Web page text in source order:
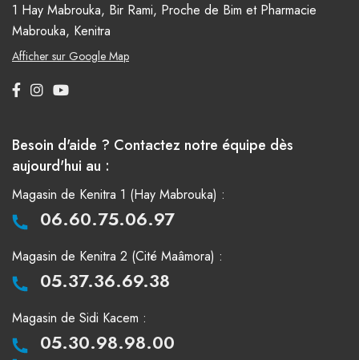
1 Hay Mabrouka, Bir Rami, Proche de Bim et Pharmacie
Mabrouka, Kenitra
Afficher sur Google Map
Besoin d'aide ? Contactez notre équipe dès
aujourd'hui au :
Magasin de Kenitra 1 (Hay Mabrouka) :
06.60.75.06.97
Magasin de Kenitra 2 (Cité Maâmora) :
05.37.36.69.38
Magasin de Sidi Kacem :
05.30.98.98.00